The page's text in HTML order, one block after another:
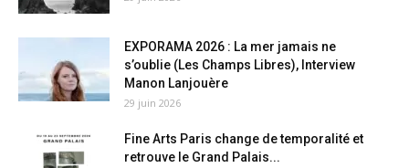
EXPORAMA 2026 : La mer jamais ne
s’oublie (Les Champs Libres), Interview
Manon Lanjouère
29 juin 2026
Fine Arts Paris change de temporalité et
retrouve le Grand Palais...